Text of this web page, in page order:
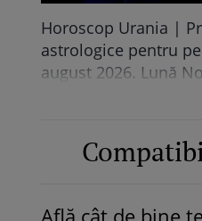
Horoscop Urania |
astrologice pentru
august 2026. Lună